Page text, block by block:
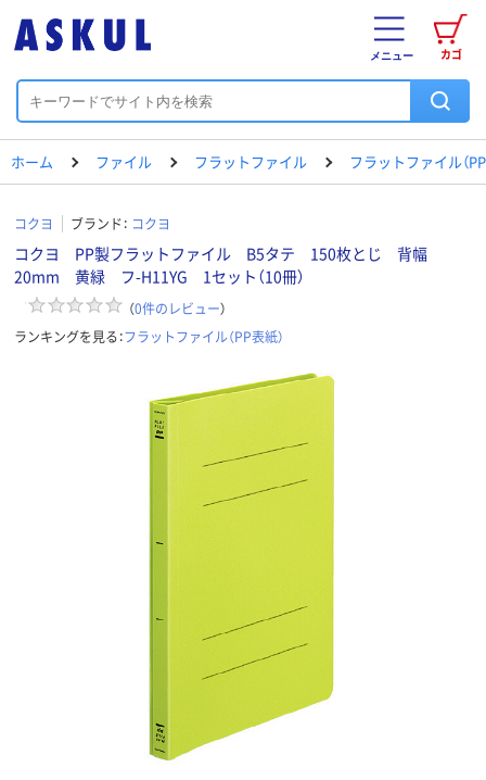
カゴ
メニュー
ホーム ファイル フラットファイル フラットファイル（
コクヨ ブランド： コクヨ
コクヨ PP製フラットファイル B5タテ 150枚とじ 背幅
20mm 黄緑 フ-H11YG 1セット（10冊）
（0件のレビュー）
ランキングを見る：フラットファイル（PP表紙）